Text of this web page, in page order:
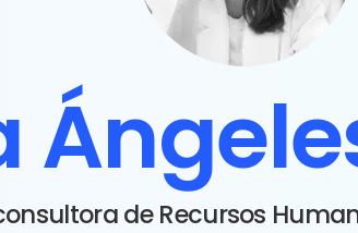
de Recursos